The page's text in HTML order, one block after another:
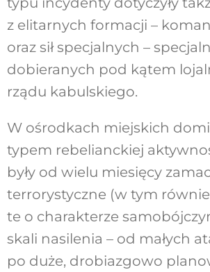
z elitarnych formacji –
oraz sił specjalnych –
dobieranych pod kątem
rządu kabulskiego.
W ośrodkach miejskich
typem rebelianckiej
były od wielu miesięcy
terrorystyczne (w tym
te o charakterze
skali nasilenia – od małych
po duże, drobiazgowo